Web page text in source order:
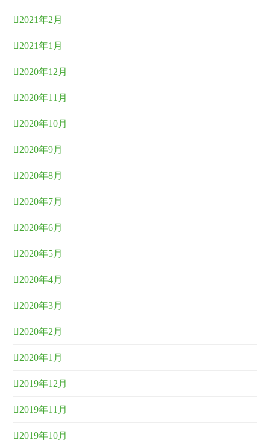
2021年2月
2021年1月
2020年12月
2020年11月
2020年10月
2020年9月
2020年8月
2020年7月
2020年6月
2020年5月
2020年4月
2020年3月
2020年2月
2020年1月
2019年12月
2019年11月
2019年10月